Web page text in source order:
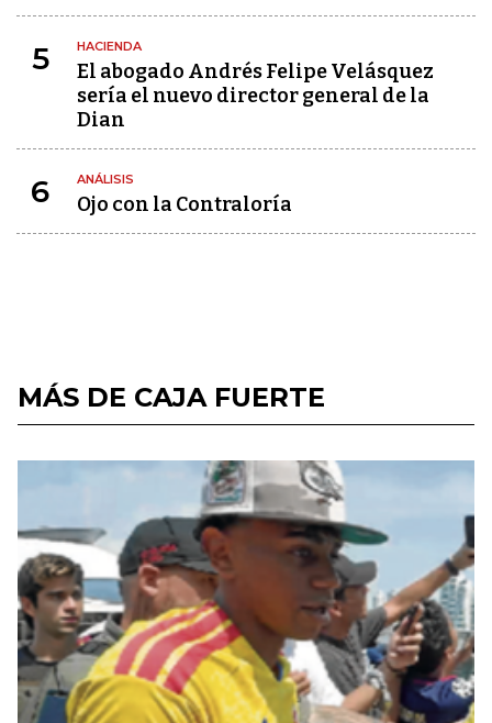
5 HACIENDA
El abogado Andrés Felipe Velásquez
sería el nuevo director general de la
Dian
6 ANÁLISIS
Ojo con la Contraloría
MÁS DE CAJA FUERTE